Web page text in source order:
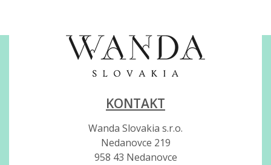
KONTAKT
Wanda Slovakia s.r.o.
Nedanovce 219
958 43 Nedanovce